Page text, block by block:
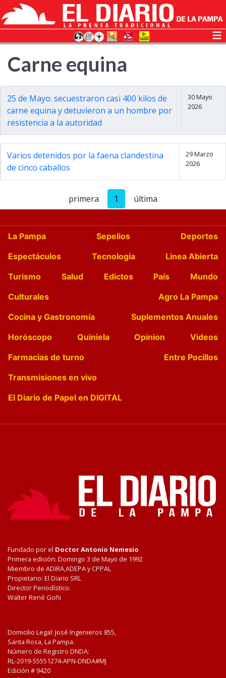
Carne equina
25 de Mayo: secuestraron casi 400 kilos de
carne equina y detuvieron a un hombre por
resistencia a la autoridad
30 Mayo
2026
Varios detenidos por la faena clandestina
de cinco caballos
29 Marzo
2026
primera 1 última
La Pampa Sepelios
Deportes
Espectáculos
Tecnología
Linea Abierta
Turismo
Salud Edictos País
Mundo
Culturales
Agro La Pampa
Cocina y Gastronomía
Suplementos Anuales
Horóscopo
Quiniela Opinion
Videos
Farmacias de turno
Entre Pocillos
Transmisiones en vivo
El Diario de Papel en DIGITAL
Fundado por el Doctor Antonio Nemesio
Primera edición: Domingo 3 de Mayo de 1992
Miembro de ADIRA,ADEPA y CPPAL
Propietario: El Diario SRL
Director Periodístico:
Walter René Goñi
Domicilio Legal: José Ingenieros 855,
Santa Rosa, La Pampa.
Número de Registro DNDA:
RL-2019-55551274-APN-DNDA#MJ
Edición # 9420